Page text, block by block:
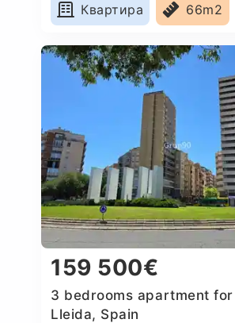
Квартира
66m2
159 500€
3 bedrooms apartment for
Lleida, Spain